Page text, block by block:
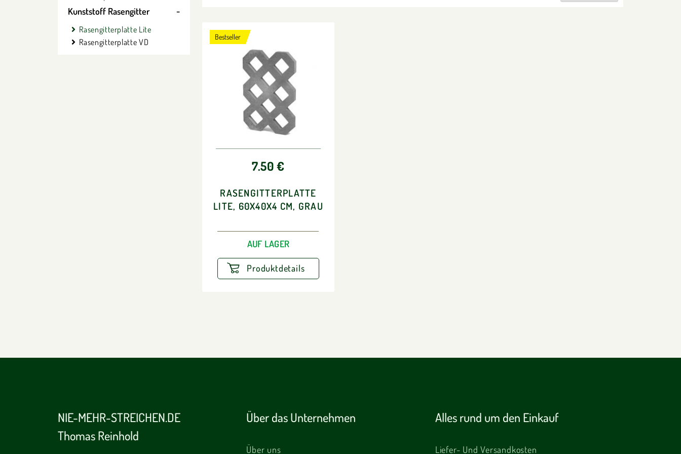
Kunststoff Rasengitter
Rasengitterplatte Lite
Rasengitterplatte VD
Bestseller
7.50 €
RASENGITTERPLATTE
LITE, 60X40X4 CM, GRAU
AUF LAGER
Produktdetails
NIE-MEHR-STREICHEN.DE
Thomas Reinhold
Über das Unternehmen
Über uns
Alles rund um den Einkauf
Liefer- Und Versandkosten